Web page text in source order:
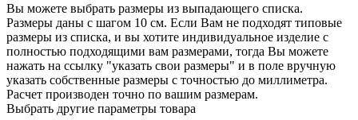
Вы можете выбрать размеры из выпадающего списка.
Размеры даны с шагом 10 см. Если Вам не подходят типовые
размеры из списка, и вы хотите индивидуальное изделие с
полностью подходящими вам размерами, тогда Вы можете
нажать на ссылку "указать свои размеры" и в поле вручную
указать собственные размеры с точностью до миллиметра.
Расчет производен точно по вашим размерам.
Выбрать другие параметры товара